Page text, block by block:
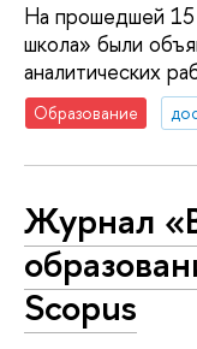
На прошедшей
школа» были
аналитических
Образование
Журнал
Scopus